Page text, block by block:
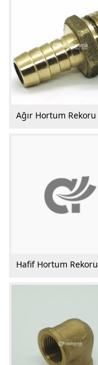
Ağır Hortum Rekoru
Hafif Hortum Rekoru